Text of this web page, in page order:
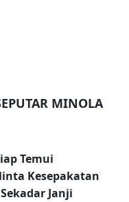
MINOLA
Temui
Kesepakatan
Janji